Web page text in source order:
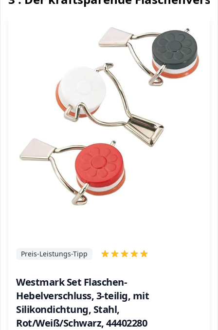
Westmark Set Flaschen-
Hebelverschluss, 3-teilig, mit
Silikondichtung, Stahl,
Rot/Weiß/Schwarz, 44402280
Preis-Leistungs-Tipp